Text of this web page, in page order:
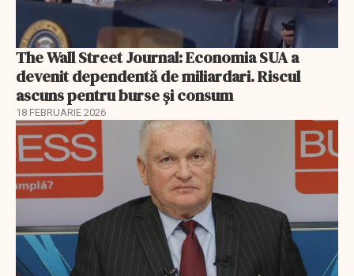
The Wall Street Journal: Economia SUA a
devenit dependentă de miliardari. Riscul
ascuns pentru burse și consum
18 FEBRUARIE 2026
EXCLUSIV